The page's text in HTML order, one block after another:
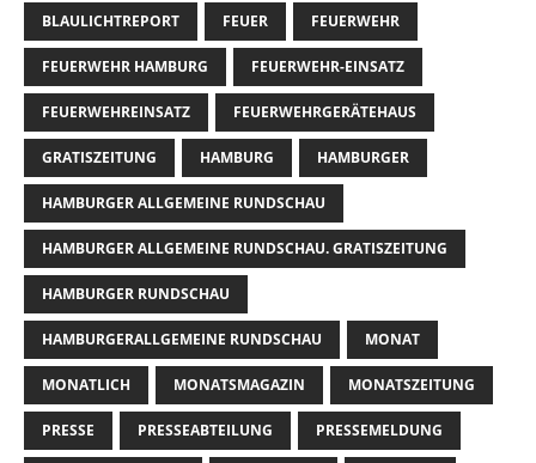
BLAULICHTREPORT FEUER FEUERWEHR
FEUERWEHR HAMBURG FEUERWEHR-EINSATZ
FEUERWEHREINSATZ FEUERWEHRGERÄTEHAUS
GRATISZEITUNG HAMBURG HAMBURGER
HAMBURGER ALLGEMEINE RUNDSCHAU
HAMBURGER ALLGEMEINE RUNDSCHAU. GRATISZEITUNG
HAMBURGER RUNDSCHAU
HAMBURGERALLGEMEINE RUNDSCHAU MONAT
MONATLICH MONATSMAGAZIN MONATSZEITUNG
PRESSE PRESSEABTEILUNG PRESSEMELDUNG